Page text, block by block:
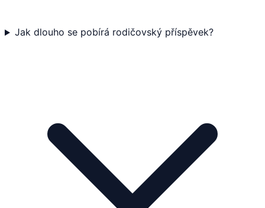
Jak dlouho se pobírá rodičovský příspěvek?